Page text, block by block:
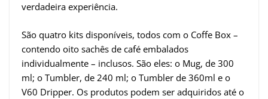
verdadeira experiência.
São quatro kits disponíveis, todos com o Coffe Box –
contendo oito sachês de café embalados
individualmente – inclusos. São eles: o Mug, de 300
ml; o Tumbler, de 240 ml; o Tumbler de 360ml e o
V60 Dripper. Os produtos podem ser adquiridos até o